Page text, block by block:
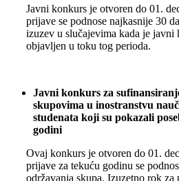
Javni konkurs je otvoren do 01.
prijave se podnose najkasnije 30
izuzev u slučajevima kada je javni
objavljen u toku tog perioda.
Javni konkurs za
skupovima u inostranstvu
studenata koji su pokazali
godini
Ovaj konkurs je otvoren do 01.
prijave za tekuću godinu se
održavanja skupa. Izuzetno rok